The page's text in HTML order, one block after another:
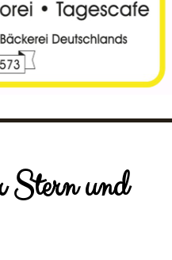
Stern und